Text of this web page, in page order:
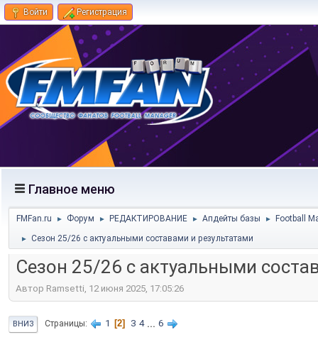
Войти Регистрация
Главное меню
FMFan.ru ► Форум ► РЕДАКТИРОВАНИЕ ► Апдейты базы ► Football
► Сезон 25/26 с актуальными составами и результатами
Сезон 25/26 с актуальными
Автор Ramsetti, 12 июня 2025, 17:05:26
ВНИЗ Страницы 1 2 3 4 ... 6